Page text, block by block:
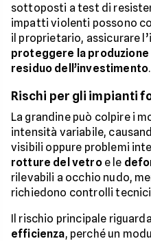
sottoposti a test di
impatti violenti possono
il proprietario, assicurare
proteggere la
residuo dell’investimento.
Rischi per gli impianti
La grandine può colpire i
intensità variabile,
visibili oppure problemi
rotture del vetroe le
rilevabili a occhio nudo,
richiedono controlli
Il rischio principale
efficienza, perché un